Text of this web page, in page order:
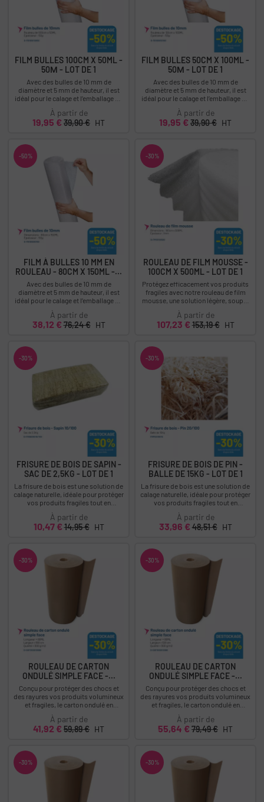
FILM BULLES 100CM X 50ML -
50Μ - LOT DE 1
Avec des bulles de 10 mm de
diamètre et 5 mm de hauteur, il est
idéal pour le calage et l’emballage de
produits légers à fragiles. Descriptif
:...
À partir de
Prix
19,95 € Prix
39,90 € HT
FILM BULLES 50CM X 100ML -
50Μ - LOT DE 1
Avec des bulles de 10 mm de
diamètre et 5 mm de hauteur, il est
idéal pour le calage et l’emballage de
produits légers à fragiles. Descriptif
:...
À partir de
Prix
19,95 € Prix
39,90 € HT
-50%
FILM À BULLES 10 MM EN
ROULEAU - 80CM X 150ML -...
Avec des bulles de 10 mm de
diamètre et 5 mm de hauteur, il est
idéal pour le calage et l’emballage de
produits légers à fragiles. Descriptif
:...
À partir de
Prix
38,12 €Prix
76,24 € HT
-30%
ROULEAU DE FILM MOUSSE -
100CM X 500ML - LOT DE 1
Protégez efficacement vos produits
fragiles avec notre rouleau de film
mousse, une solution légère, souple
et antichoc, idéale pour le calage, la...
À partir de
Prix
107,23 €Prix
153,19 € HT
-30%
FRISURE DE BOIS DE SAPIN -
SAC DE 2,5KG - LOT DE 1
La frisure de bois est une solution de
calage naturelle, idéale pour protéger
vos produits fragiles tout en
valorisant leur présentation....
À partir de
Prix
10,47 €Prix
14,95 € HT
-30%
FRISURE DE BOIS DE PIN -
BALLE DE 15KG - LOT DE 1
La frisure de bois est une solution de
calage naturelle, idéale pour protéger
vos produits fragiles tout en
valorisant leur présentation....
À partir de
Prix
33,96 €Prix
48,51 € HT
-30%
ROULEAU DE CARTON
ONDULÉ SIMPLE FACE -...
Conçu pour protéger des chocs et
des rayures vos produits volumineux
et fragiles, le carton ondulé en
rouleau peut également faire office...
À partir de
Prix
41,92 € Prix
59,89 € HT
-30%
ROULEAU DE CARTON
ONDULÉ SIMPLE FACE -...
Conçu pour protéger des chocs et
des rayures vos produits volumineux
et fragiles, le carton ondulé en
rouleau peut également faire office...
À partir de
Prix
55,64 € Prix
79,49 € HT
-30% -30%